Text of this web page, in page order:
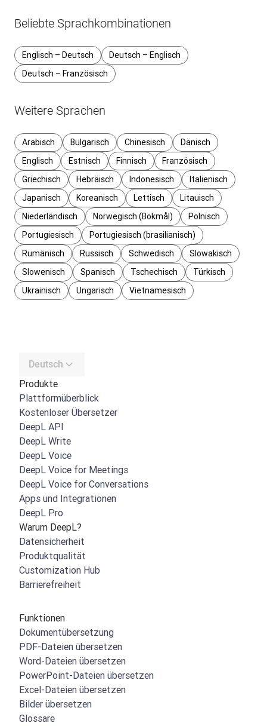
Beliebte Sprachkombinationen
Englisch – Deutsch
Deutsch – Englisch
Deutsch – Französisch
Weitere Sprachen
Arabisch Bulgarisch Chinesisch
Dänisch
Englisch
Estnisch Finnisch
Französisch
Griechisch
Hebräisch Indonesisch
Italienisch
Japanisch
Koreanisch Lettisch
Litauisch
Niederländisch
Norwegisch (Bokmål)
Polnisch
Portugiesisch
Portugiesisch (brasilianisch)
Rumänisch
Russisch Schwedisch
Slowakisch
Slowenisch
Spanisch Tschechisch
Türkisch
Ukrainisch
Ungarisch Vietnamesisch
Deutsch
Produkte
Plattformüberblick
Kostenloser Übersetzer
DeepL API
DeepL Write
DeepL Voice
DeepL Voice for Meetings
DeepL Voice for Conversations
Apps und Integrationen
DeepL Pro
Warum DeepL?
Datensicherheit
Produktqualität
Customization Hub
Barrierefreiheit
Funktionen
Dokumentübersetzung
PDF-Dateien übersetzen
Word-Dateien übersetzen
PowerPoint-Dateien übersetzen
Excel-Dateien übersetzen
Bilder übersetzen
Glossare